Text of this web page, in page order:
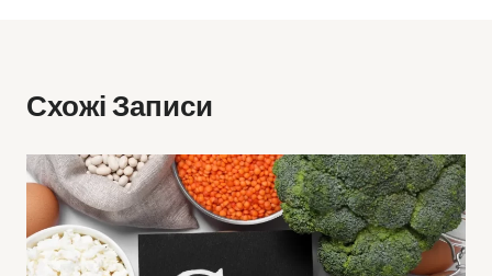
Схожі Записи